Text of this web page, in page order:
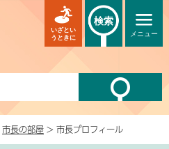
メニュー
いざとい
うときに
検索
市長の部屋 > 市長プロフィール